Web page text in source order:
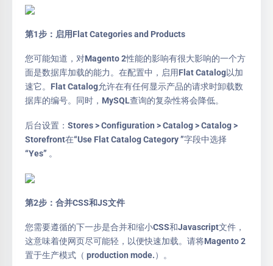
第1步：启用Flat Categories and Products
您可能知道，对Magento 2性能的影响有很大影响的一个方
面是数据库加载的能力。在配置中，启用Flat Catalog以加
速它。Flat Catalog允许在有任何显示产品的请求时卸载数
据库的编号。同时，MySQL查询的复杂性将会降低。
后台设置：Stores > Configuration > Catalog > Catalog >
Storefront在“Use Flat Catalog Category ”字段中选择
“Yes” 。
第2步：合并CSS和JS文件
您需要遵循的下一步是合并和缩小CSS和Javascript文件，
这意味着使网页尽可能轻，以便快速加载。请将Magento 2
置于生产模式（ production mode.）。